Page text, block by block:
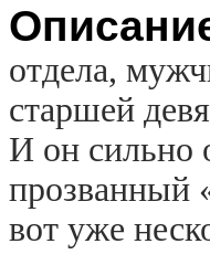
отдела,
старшей
И он сильно
прозванный
вот уже